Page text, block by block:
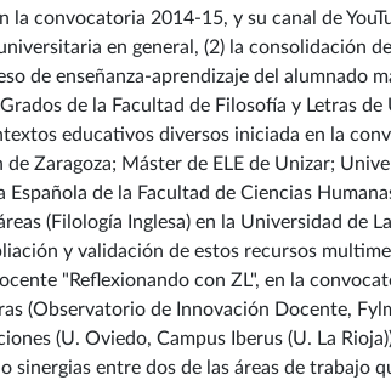
la convocatoria 2014-15, y su canal de
en general, (2) la consolidación
de enseñanza-aprendizaje del alumnado
de la Facultad de Filosofía y Letras
educativos diversos iniciada en la
Zaragoza; Máster de ELE de Unizar;
de la Facultad de Ciencias
(Filología Inglesa) en la Universidad de
y validación de estos recursos
"Reflexionando con ZL", en la
(Observatorio de Innovación Docente,
(U. Oviedo, Campus Iberus (U. La
entre dos de las áreas de trabajo